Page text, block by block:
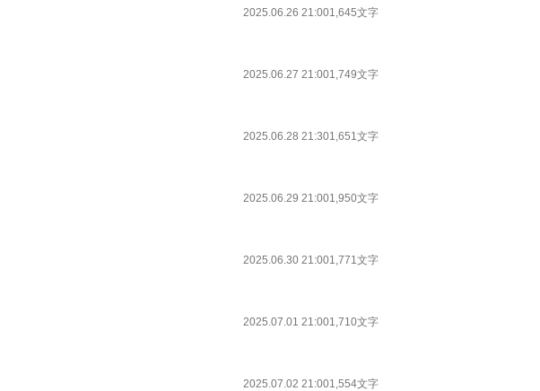
2025.06.26 21:001,645文字
2025.06.27 21:001,749文字
2025.06.28 21:301,651文字
2025.06.29 21:001,950文字
2025.06.30 21:001,771文字
2025.07.01 21:001,710文字
2025.07.02 21:001,554文字